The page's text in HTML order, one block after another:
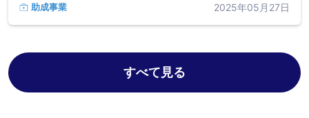
助成事業 2025年05月27日
すべて見る